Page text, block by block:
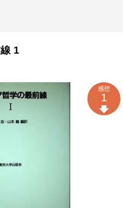
1
感想
1